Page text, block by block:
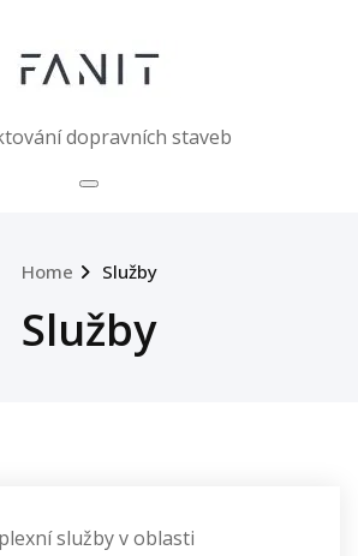
dopravních staveb
Home Služby
Služby
služby v oblasti